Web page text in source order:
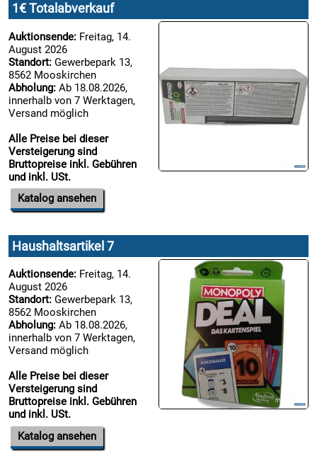
1€ Totalabverkauf
Auktionsende: Freitag, 14.
August 2026
Standort: Gewerbepark 13,
8562 Mooskirchen
Abholung: Ab 18.08.2026,
innerhalb von 7 Werktagen,
Versand möglich
Alle Preise bei dieser
Versteigerung sind
Bruttopreise inkl. Gebühren
und inkl. USt.
Katalog ansehen
Haushaltsartikel 7
Auktionsende: Freitag, 14.
August 2026
Standort: Gewerbepark 13,
8562 Mooskirchen
Abholung: Ab 18.08.2026,
innerhalb von 7 Werktagen,
Versand möglich
Alle Preise bei dieser
Versteigerung sind
Bruttopreise inkl. Gebühren
und inkl. USt.
Katalog ansehen